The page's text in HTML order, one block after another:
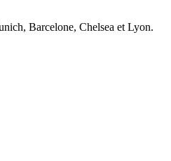
Barcelone, Chelsea et Lyon.